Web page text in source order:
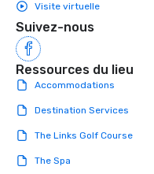
Visite virtuelle
Suivez-nous
Ressources du lieu
Accommodations
Destination Services
The Links Golf Course
The Spa